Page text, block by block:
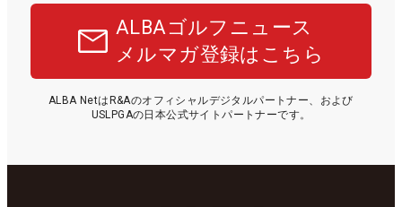
ALBAゴルフニュース
メルマガ登録はこちら
ALBA NetはR&Aのオフィシャルデジタルパートナー、および
USLPGAの日本公式サイトパートナーです。